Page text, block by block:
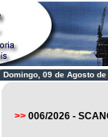
Domingo, 09 de Agosto
>> 006/2026 -